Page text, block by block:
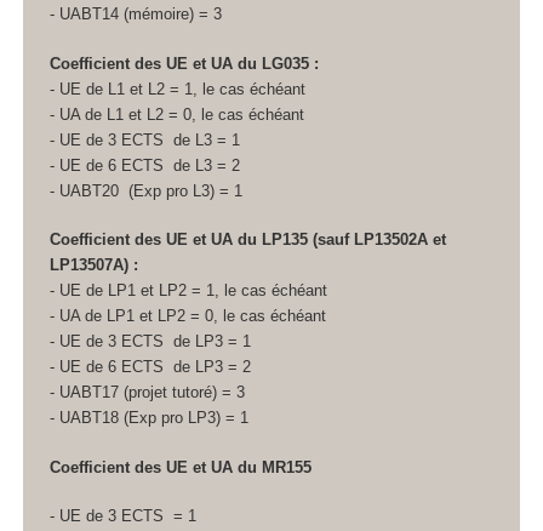
- UABT14 (mémoire) = 3
Coefficient des UE et UA du LG035 :
- UE de L1 et L2 = 1, le cas échéant
- UA de L1 et L2 = 0, le cas échéant
- UE de 3 ECTS de L3 = 1
- UE de 6 ECTS de L3 = 2
- UABT20 (Exp pro L3) = 1
Coefficient des UE et UA du LP135 (sauf LP13502A et
LP13507A) :
- UE de LP1 et LP2 = 1, le cas échéant
- UAde LP1 et LP2 = 0, le cas échéant
- UE de 3 ECTS de LP3 = 1
- UE de 6 ECTS de LP3 = 2
- UABT17 (projet tutoré) = 3
- UABT18 (Exp pro LP3) = 1
Coefficient des UE et UA du MR155
- UE de 3 ECTS = 1